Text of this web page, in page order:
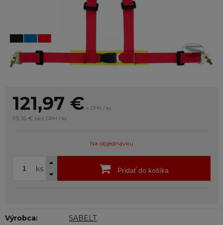
121,97 € s DPH / ks
99,16 € bez DPH / ks
Na objednávku
ks Pridať do košíka
Výrobca: SABELT